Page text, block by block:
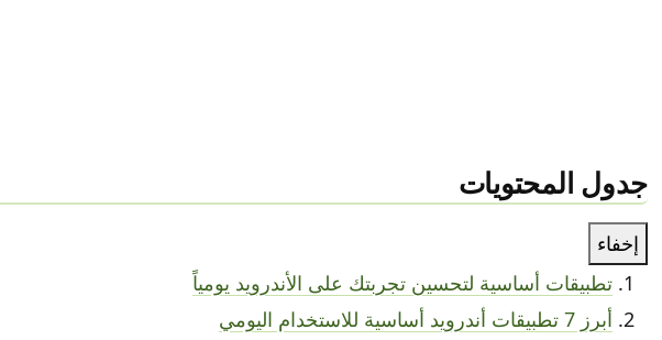
جدول المحتويات
إخفاء
تطبيقات أساسية لتحسين تجربتك على الأندرويد يومياً
أبرز 7 تطبيقات أندرويد أساسية للاستخدام اليومي